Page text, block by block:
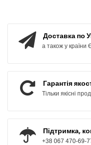
Доставка по
а також у країни
Гарантія
Тільки якісні
Підтримка,
+38 067 470-69-